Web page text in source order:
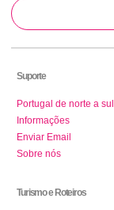
Suporte
Portugal de norte a sul
Informações
Enviar Email
Sobre nós
Turismo e Roteiros